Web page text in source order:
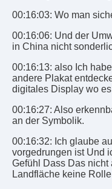
00:16:03: Wo man
00:16:06: Und der
in China nicht
00:16:13: also Ich
andere Plakat
digitales Display wo
00:16:27: Also
an der Symbolik.
00:16:32: Ich glaube
vorgedrungen ist Und
Gefühl Dass Das
Landfläche keine